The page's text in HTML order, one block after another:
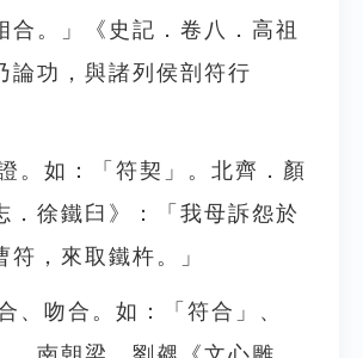
合。」《史記．卷八．高祖
論功，與諸列侯剖符行
。如：「符契」。北齊．顏
．徐鐵臼》：「我母訴怨於
符，來取鐵杵。」
、吻合。如：「符合」、